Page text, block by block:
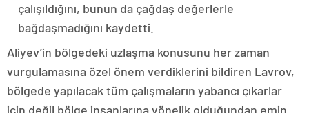
çalışıldığını, bunun da çağdaş değerlerle
bağdaşmadığını kaydetti.
Aliyev’in bölgedeki uzlaşma konusunu her zaman
vurgulamasına özel önem verdiklerini bildiren Lavrov,
bölgede yapılacak tüm çalışmaların yabancı çıkarlar
için değil bölge insanlarına yönelik olduğundan emin